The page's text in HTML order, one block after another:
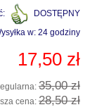
DOSTĘPNY
w: 24 godziny
17,50 zł
35,00 zł
cena: 28,50 zł